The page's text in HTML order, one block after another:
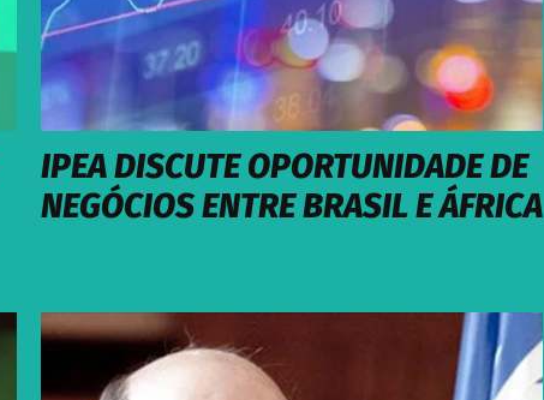
IPEA DISCUTE OPORTUNIDADE DE
NEGÓCIOS ENTRE BRASIL E ÁFRICA